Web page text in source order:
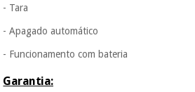
- Tara
- Apagado automático
- Funcionamento com bateria
Garantia: